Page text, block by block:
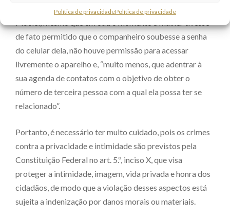
Política de privacidadePolítica de privacidade
Segundo o Relator da Apelação, desembargador Arnaldo
de fato permitido que o companheiro soubesse a senha
do celular dela, não houve permissão para acessar
livremente o aparelho e, “muito menos, que adentrar à
sua agenda de contatos com o objetivo de obter o
número de terceira pessoa com a qual ela possa ter se
relacionado”.
Portanto, é necessário ter muito cuidado, pois os crimes
contra a privacidade e intimidade são previstos pela
Constituição Federal no art. 5.º, inciso X, que visa
proteger a intimidade, imagem, vida privada e honra dos
cidadãos, de modo que a violação desses aspectos está
sujeita a indenização por danos morais ou materiais.